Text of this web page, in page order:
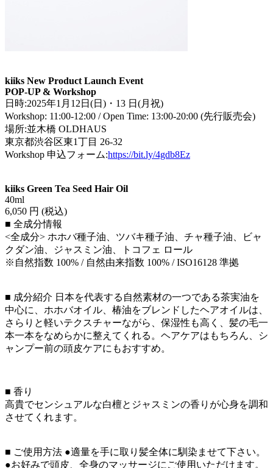
kiiks New Product Launch Event
POP-UP & Workshop
日時:2025年1月12日(日)・13 日(月祝)
Workshop: 11:00-12:00 / Open Time: 13:00-20:00 (先行販売会)
場所:並木橋 OLDHAUS
東京都渋谷区東1丁目 26-32
Workshop 申込フォーム:https://bit.ly/4gdb8Ez
kiiks Green Tea Seed Hair Oil
40ml
6,050 円 (税込)
■ 全成分情報
<全成分> ホホバ種子油、ツバキ種子油、チャ種子油、ビャ
クダン油、ジャスミン油、トコフェ ロール
※自然指数 100% / 自然由来指数 100% / ISO16128 準拠
■ 成分紹介 日本を代表する自然素材の一つである茶実油を
中心に、ホホバオイル、椿油をブレンドしたヘアオイルは、
さらりと軽いテクスチャーながら、保湿性も高く、髪の毛一
本一本をなめらかに整えてくれる。ヘアケアはもちろん、シ
ャンプー前の頭皮ケアにもおすすめ。
■ 香り
高貴でセンシュアルな白檀とジャスミンの香りが心身を調和
させてくれます。
■ ご使用方法 ●適量を手に取り髪全体に馴染ませて下さい。
●お好みで頭皮、全身のマッサージにご使用いただけます。